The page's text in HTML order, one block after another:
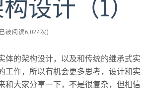
设计（1）
被阅读6,024次)
体的架构设计，以及和传统的继承式实
工作，所以有机会更多思考，设计和实
和大家分享一下，不是很复杂，但相信